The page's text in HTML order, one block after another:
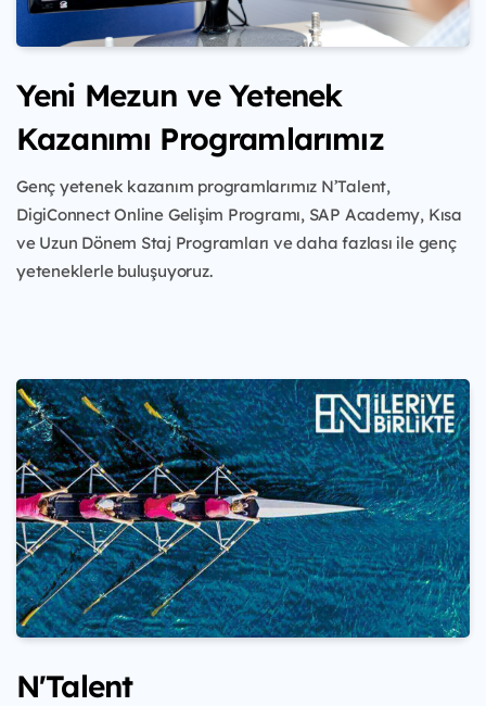
Yeni Mezun ve Yetenek
Kazanımı Programlarımız
Genç yetenek kazanım programlarımız N’Talent,
DigiConnect Online Gelişim Programı, SAP Academy, Kısa
ve Uzun Dönem Staj Programları ve daha fazlası ile genç
yeteneklerle buluşuyoruz.
N'Talent